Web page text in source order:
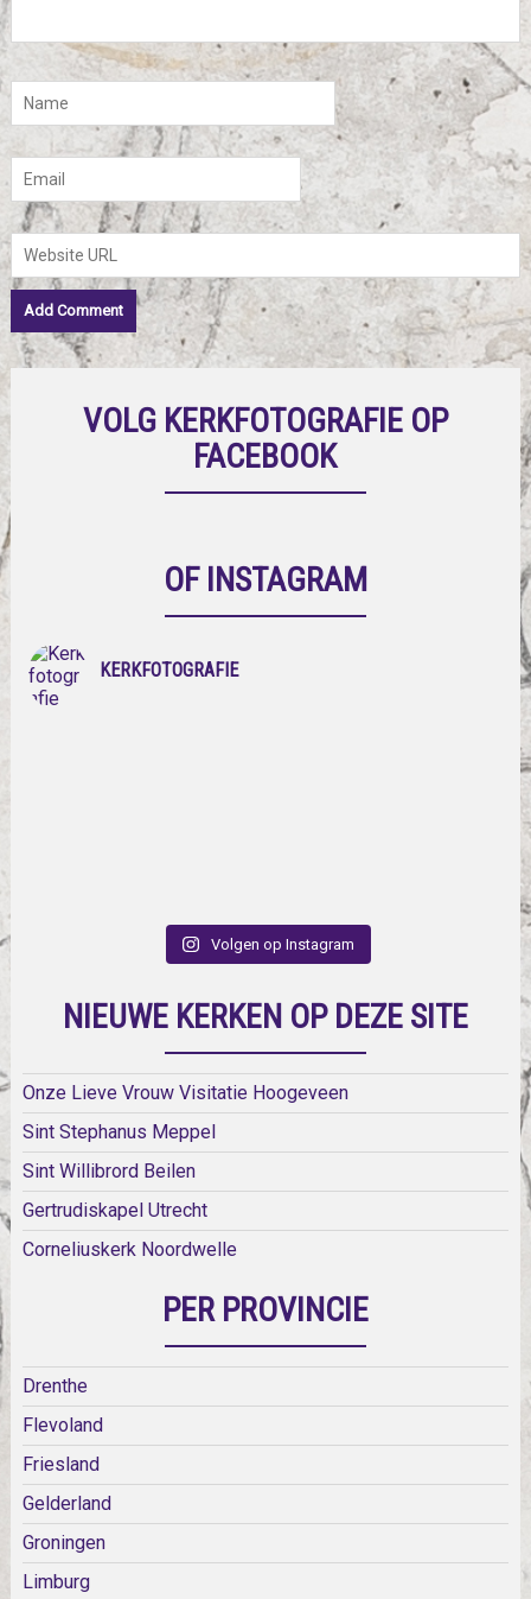
VOLG KERKFOTOGRAFIE OP
FACEBOOK
OF INSTAGRAM
KERKFOTOGRAFIE
Volgen op Instagram
NIEUWE KERKEN OP DEZE SITE
Onze Lieve Vrouw Visitatie Hoogeveen
Sint Stephanus Meppel
Sint Willibrord Beilen
Gertrudiskapel Utrecht
Corneliuskerk Noordwelle
PER PROVINCIE
Drenthe
Flevoland
Friesland
Gelderland
Groningen
Limburg